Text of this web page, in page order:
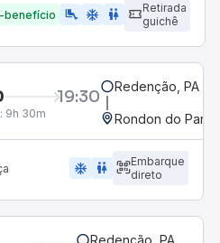
benefício airline_seat_legroom_extra ac_unit wc
Retirada
guichê
19:30
9h 30m
Redenção, PA
Rondon do Pará,
ac_unit wc
Embarque
direto
Redenção, PA